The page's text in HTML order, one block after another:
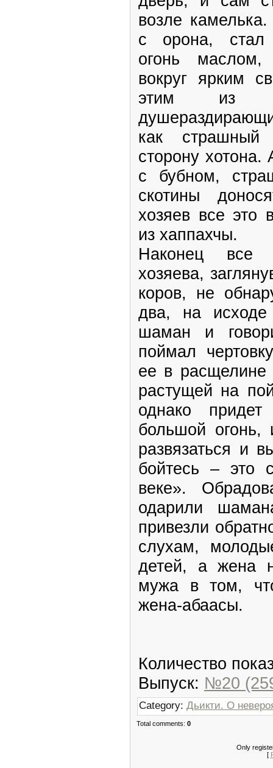
возле камелька.
с орона, стал
огонь
вокруг ярким
этим из
как страшный
сторону
с бубном,
скотины
хозяев все это
из хаппахчы.
Наконец все
хозяева,
коров, не
два, на исходе
шаман и
поймал
ее в расщелине
растущей на
однако
большой огонь,
развязаться и
бойтесь – это
веке».
одарили
привезли
слухам,
детей, а жена
мужа в том,
жена-абаасы.
Количество
Выпуск: №20
Category: Дьикти. О
Total comments: 0
Only
[